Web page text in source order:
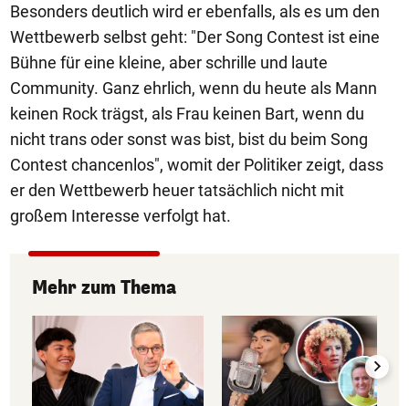
Besonders deutlich wird er ebenfalls, als es um den
Wettbewerb selbst geht: "Der Song Contest ist eine
Bühne für eine kleine, aber schrille und laute
Community. Ganz ehrlich, wenn du heute als Mann
keinen Rock trägst, als Frau keinen Bart, wenn du
nicht trans oder sonst was bist, bist du beim Song
Contest chancenlos", womit der Politiker zeigt, dass
er den Wettbewerb heuer tatsächlich nicht mit
großem Interesse verfolgt hat.
Mehr zum Thema